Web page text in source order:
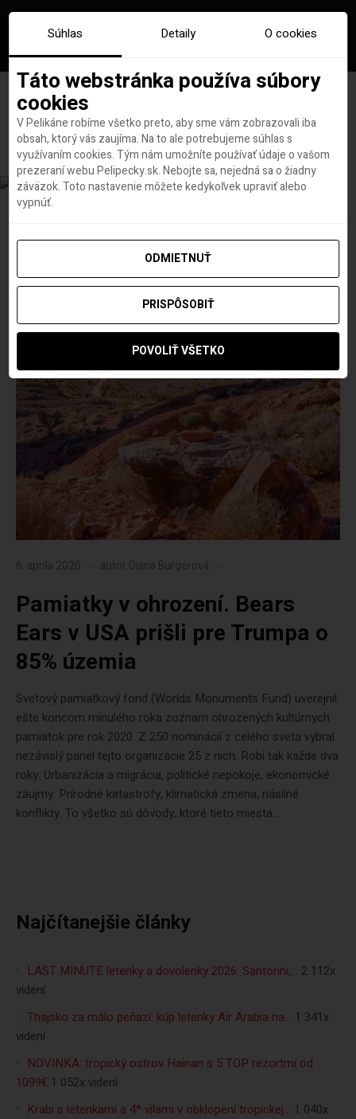
Značka:povodni obyvatelia
6. apríla 2020 autor Diana Burgerová
Pamiatky v ohrození. Bears
Ears v USA prišli pre Trumpa o
85% územia
Svetový pamiatkový fond (Worlds Monuments Fund) uverejnil
ešte koncom minulého roka zoznam ohrozených kultúrnych
pamiatok pre rok 2020. Z 250 nominácií z celého sveta vybral
nezávislý panel tejto organizácie 25 z nich. Robí tak každé dva
roky. Urbanizácia a migrácia, politické nepokoje, ekonomické
záujmy. Prírodné katastrofy, klimatická zmena, násilné
konflikty. To všetko sú dôvody, ktoré tieto miesta...
Najčítanejšie články
LAST MINUTE letenky a dovolenky 2026: Santorini,… 2 112x
videní
Thajsko za málo peňazí: kúp letenky Air Arabia na… 1 341x
videní
NOVINKA: tropický ostrov Hainan s 5 TOP rezortmi od
1099€ 1 052x videní
Krabi s letenkami a 4* vilami v obklopení tropickej… 1 040x
Súhlas Detaily O cookies
Táto webstránka používa súbory
cookies
V Pelikáne robíme všetko preto, aby sme vám zobrazovali iba
obsah, ktorý vás zaujíma. Na to ale potrebujeme súhlas s
využívaním cookies. Tým nám umožníte používať údaje o vašom
prezeraní webu Pelipecky.sk. Nebojte sa, nejedná sa o žiadny
záväzok. Toto nastavenie môžete kedykoľvek upraviť alebo
vypnúť.
ODMIETNUŤ
PRISPÔSOBIŤ
POVOLIŤ VŠETKO